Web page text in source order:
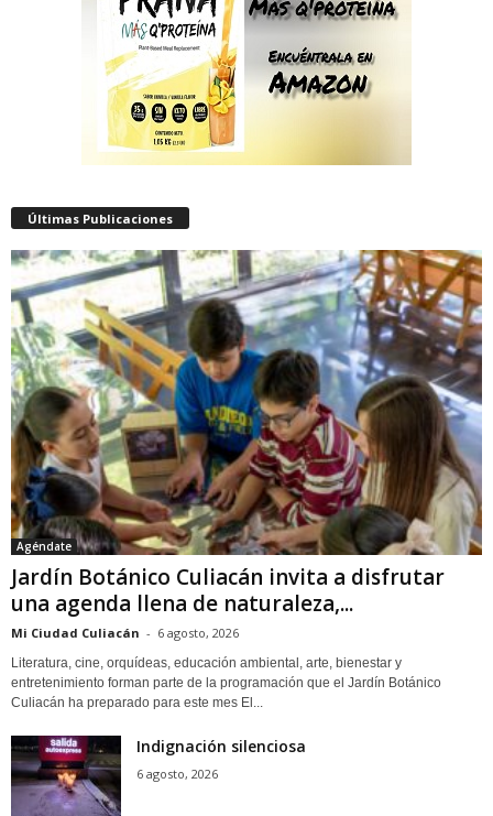
Últimas Publicaciones
Agéndate
Jardín Botánico Culiacán invita a disfrutar
una agenda llena de naturaleza,...
Mi Ciudad Culiacán - 6 agosto, 2026
Literatura, cine, orquídeas, educación ambiental, arte, bienestar y
entretenimiento forman parte de la programación que el Jardín Botánico
Culiacán ha preparado para este mes El...
Indignación silenciosa
6 agosto, 2026